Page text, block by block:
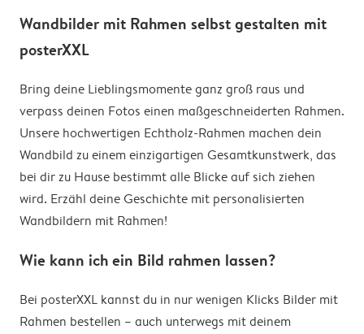
Wandbilder mit Rahmen selbst gestalten mit
posterXXL
Bring deine Lieblingsmomente ganz groß raus und
verpass deinen Fotos einen maßgeschneiderten Rahmen.
Unsere hochwertigen Echtholz-Rahmen machen dein
Wandbild zu einem einzigartigen Gesamtkunstwerk, das
bei dir zu Hause bestimmt alle Blicke auf sich ziehen
wird. Erzähl deine Geschichte mit personalisierten
Wandbildern mit Rahmen!
Wie kann ich ein Bild rahmen lassen?
Bei posterXXL kannst du in nur wenigen Klicks Bilder mit
Rahmen bestellen – auch unterwegs mit deinem